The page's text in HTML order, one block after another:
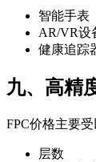
智能手表
AR/VR设
健康追踪
九、高精
FPC价格主要
层数